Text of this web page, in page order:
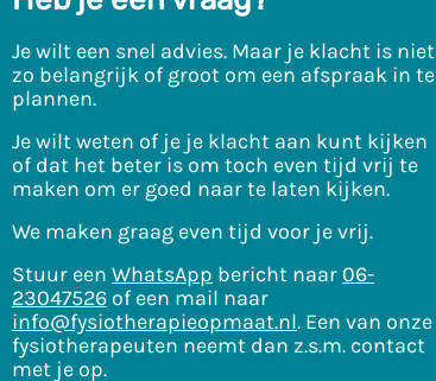
Je wilt een snel advies. Maar je klacht is niet
zo belangrijk of groot om een afspraak in te
plannen.
Je wilt weten of je je klacht aan kunt kijken
of dat het beter is om toch even tijd vrij te
maken om er goed naar te laten kijken.
We maken graag even tijd voor je vrij.
Stuur een WhatsApp bericht naar 06-
23047526 of een mail naar
info@fysiotherapieopmaat.nl. Een van onze
fysiotherapeuten neemt dan z.s.m. contact
met je op.